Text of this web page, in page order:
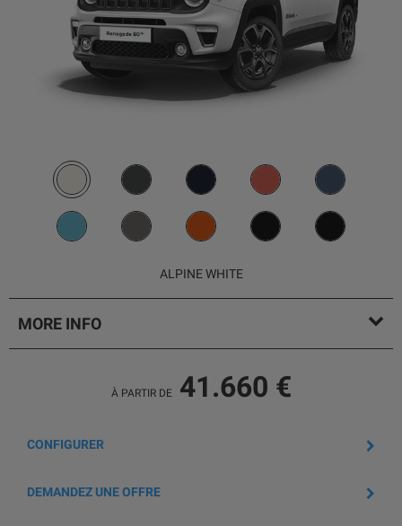
ALPINE WHITE
MORE INFO
À PARTIR DE 41.660 €
CONFIGURER
DEMANDEZ UNE OFFRE